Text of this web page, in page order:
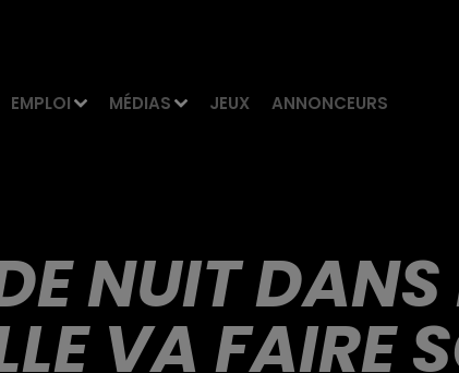
EMPLOI MÉDIAS JEUX ANNONCEURS
NUIT
VA FAIRE